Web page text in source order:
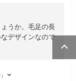
うか。毛足の長
デザインなので